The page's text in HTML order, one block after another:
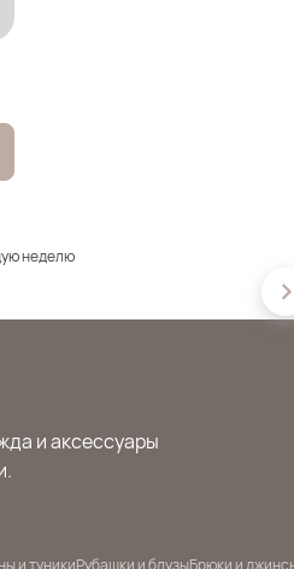
неделю
и аксессуары
и туникиРубашки и блузыБрюки и